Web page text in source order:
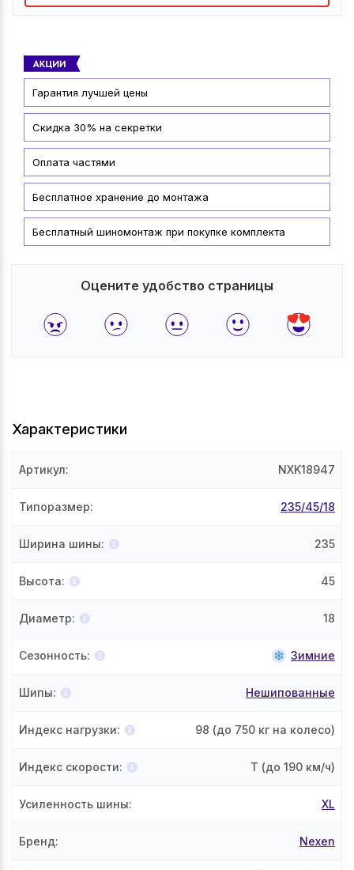
Гарантия лучшей цены
Скидка 30% на секретки
Оплата частями
Бесплатное хранение до монтажа
Бесплатный шиномонтаж при покупке комплекта
Оцените удобство страницы
Характеристики
Артикул: NXK18947
Типоразмер: 235/45/18
Ширина шины: 235
Высота: 45
Диаметр: 18
Сезонность: Зимние
Шипы: Нешипованные
Индекс нагрузки: 98 (до 750 кг на колесо)
Индекс скорости: T (до 190 км/ч)
Усиленность шины: XL
Бренд: Nexen